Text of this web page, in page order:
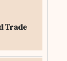
Trade